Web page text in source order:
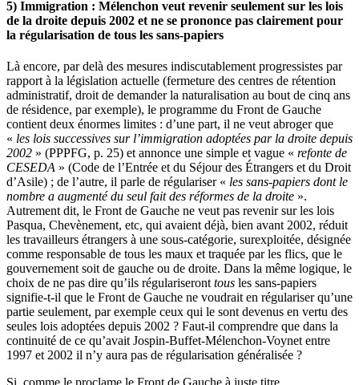
5) Immigration : Mélenchon veut revenir seulement sur les lois
de la droite depuis 2002 et ne se prononce pas clairement pour
la régularisation de tous les sans-papiers
Là encore, par delà des mesures indiscutablement progressistes par
rapport à la législation actuelle (fermeture des centres de rétention
administratif, droit de demander la naturalisation au bout de cinq ans
de résidence, par exemple), le programme du Front de Gauche
contient deux énormes limites : d’une part, il ne veut abroger que
« les lois successives sur l’immigration adoptées par la droite depuis
2002 » (PPPFG, p. 25) et annonce une simple et vague « refonte de
CESEDA » (Code de l’Entrée et du Séjour des Étrangers et du Droit
d’Asile) ; de l’autre, il parle de régulariser « les sans-papiers dont le
nombre a augmenté du seul fait des réformes de la droite ».
Autrement dit, le Front de Gauche ne veut pas revenir sur les lois
Pasqua, Chevènement, etc, qui avaient déjà, bien avant 2002, réduit
les travailleurs étrangers à une sous-catégorie, surexploitée, désignée
comme responsable de tous les maux et traquée par les flics, que le
gouvernement soit de gauche ou de droite. Dans la même logique, le
choix de ne pas dire qu’ils régulariseront tous les sans-papiers
signifie-t-il que le Front de Gauche ne voudrait en régulariser qu’une
partie seulement, par exemple ceux qui le sont devenus en vertu des
seules lois adoptées depuis 2002 ? Faut-il comprendre que dans la
continuité de ce qu’avait Jospin-Buffet-Mélenchon-Voynet entre
1997 et 2002 il n’y aura pas de régularisation généralisée ?